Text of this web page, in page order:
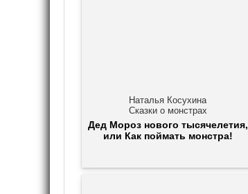
Наталья Косухина
Сказки о монстрах
Дед Мороз нового тысячелетия,
или Как поймать монстра!